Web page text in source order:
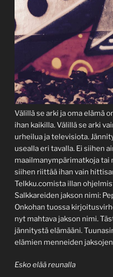
Välillä se arki ja oma elämä
ihan kaikilla. Välillä se arki
urheilua ja televisiota.
usealla eri tavalla. Ei siihen
maailmanympärimatkoja tai
siihen riittää ihan vain
Telkku.comista illan
Salkkareiden jakson nimi:
Onkohan tuossa
nyt mahtava jakson nimi.
jännitystä elämääni.
elämien menneiden
Esko elää reunalla